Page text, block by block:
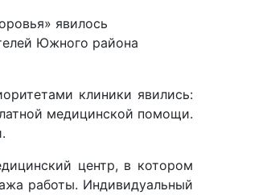
явилось
Южного района
клиники явились:
медицинской помощи.
центр, в котором
работы. Индивидуальный